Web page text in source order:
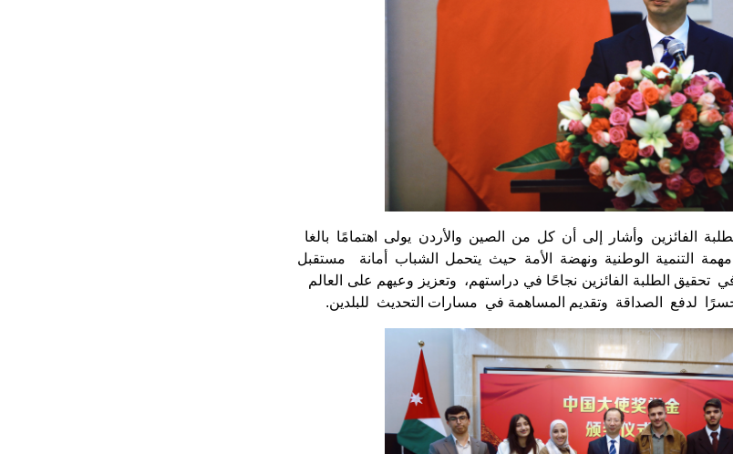
الفائزين وأشار إلى أن كل من الصين والأردن يولى اهتمامًا بالغا
مهمة التنمية الوطنية ونهضة الأمة حيث يتحمل الشباب أمانة مستقبل
تحقيق الطلبة الفائزين نجاحًا في دراستهم، وتعزيز وعيهم على العالم
لدفع الصداقة وتقديم المساهمة في مسارات التحديث للبلدين.